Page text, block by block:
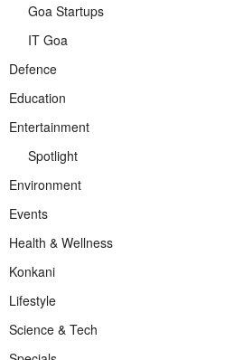
Goa Startups
IT Goa
Defence
Education
Entertainment
Spotlight
Environment
Events
Health & Wellness
Konkani
Lifestyle
Science & Tech